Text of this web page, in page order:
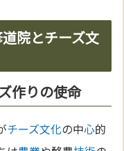
院とチーズ文
作りの使命
チーズ文化の中心的